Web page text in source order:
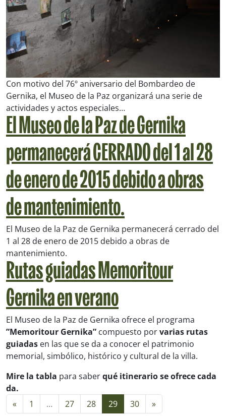
Con motivo del 76º aniversario del Bombardeo de
Gernika, el Museo de la Paz organizará una serie de
actividades y actos especiales…
El Museo de la Paz de Gernika
permaneceráCERRADO del 1 al 28
de enero de 2015debido a obras
de mantenimiento.
El Museo de la Paz de Gernika permanecerá cerrado del
1 al 28 de enero de 2015 debido a obras de
mantenimiento.
Rutas guiadas Memoritour
Gernika en verano
El Museo de la Paz de Gernika ofrece el programa
”Memoritour Gernika” compuesto porvarias rutas
guiadas en las que se da a conocer el patrimonio
memorial, simbólico, histórico y cultural de la villa.
Mire la tabla para saberqué itinerario se ofrece cada
da.
Navegación de entradas
« 1 … 27 28 29 30 »